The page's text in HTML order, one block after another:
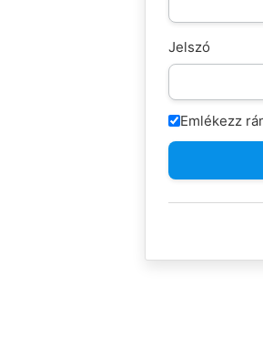
Jelszó
Emlékezz